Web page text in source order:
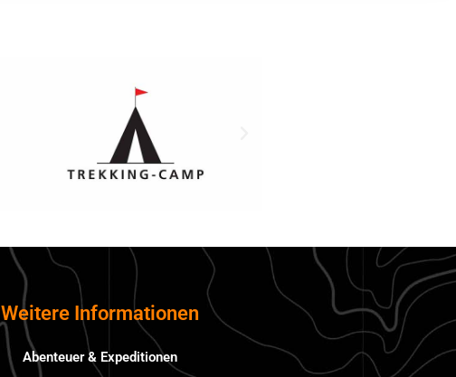
Weitere Informationen
Abenteuer & Expeditionen